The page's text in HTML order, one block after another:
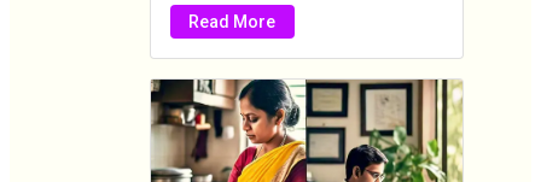
Read More